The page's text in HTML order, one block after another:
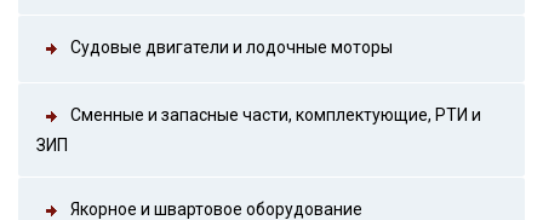
Судовые двигатели и лодочные моторы
Сменные и запасные части, комплектующие, РТИ и
ЗИП
Якорное и швартовое оборудование